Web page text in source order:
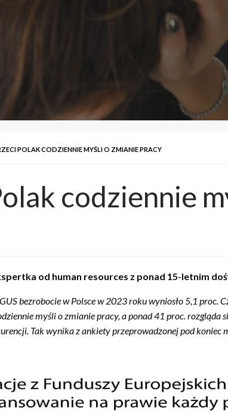
POLAK CODZIENNIE MYŚLI O ZMIANIE PRACY
codziennie
od human resources z ponad 15-letnim
bezrobocie w Polsce w 2023 roku wyniosło 5,1 proc.
myśli o zmianie pracy, a ponad 41 proc.
Tak wynika z ankiety przeprowadzonej pod